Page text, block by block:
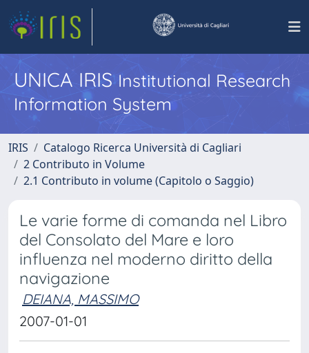
UNICA IRISInstitutional Research
Information System
IRIS
Catalogo Ricerca Università di Cagliari
2 Contributo in Volume
2.1 Contributo in volume (Capitolo o Saggio)
Le varie forme di comanda nel Libro
del Consolato del Mare e loro
influenza nel moderno diritto della
navigazione
DEIANA, MASSIMO
2007-01-01